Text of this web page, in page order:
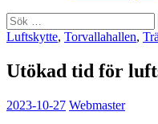
Sök
efter:
Luftskytte, Torvallahallen,
Utökad tid för
2023-10-27 Webmaster